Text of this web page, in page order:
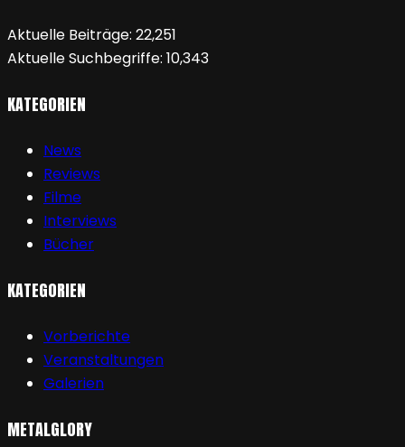
Aktuelle Beiträge: 22,251
Aktuelle Suchbegriffe: 10,343
KATEGORIEN
News
Reviews
Filme
Interviews
Bücher
KATEGORIEN
Vorberichte
Veranstaltungen
Galerien
METALGLORY